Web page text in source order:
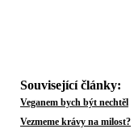
Související články:
Veganem bych být nechtěl
Vezmeme krávy na milost?